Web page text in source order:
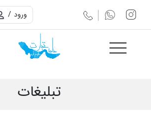
ورود /
تبلیغات